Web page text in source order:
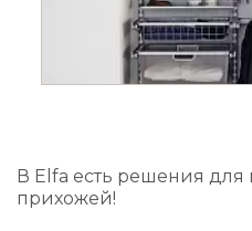
В Elfa есть решения
прихожей!